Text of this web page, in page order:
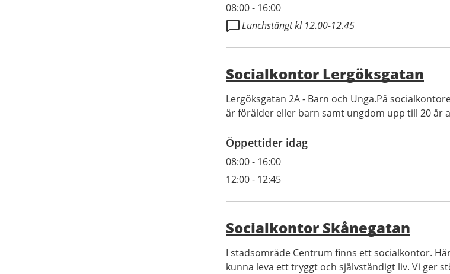
08:00- 16:00
Lunchstängt kl 12.00-12.45
Socialkontor Lergöksgatan
Lergöksgatan 2A - Barn och Unga.På
är förälder eller barn samt ungdom upp till 20 år
Öppettider idag
08:00- 16:00
12:00- 12:45
Socialkontor Skånegatan
I stadsområde Centrum finns ett socialkontor.
kunna leva ett tryggt och självständigt liv. Vi ger